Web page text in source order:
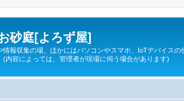
砂庭[よろず屋]
報収集の場、ほかにはパソコンやスマホ、IoTデバイスの
内容によっては、管理者が現場に伺う場合があります)